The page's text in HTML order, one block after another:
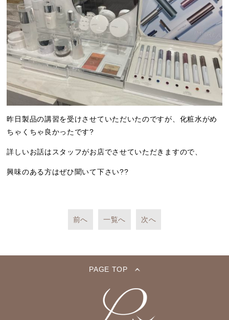
昨日製品の講習を受けさせていただいたのですが、化粧水がめ
ちゃくちゃ良かったです?
詳しいお話はスタッフがお店でさせていただきますので、
興味のある方はぜひ聞いて下さい??
前へ 一覧へ 次へ
PAGE TOP